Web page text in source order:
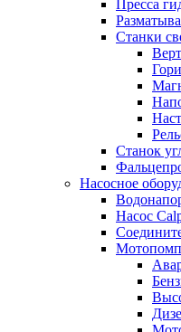
Пресса
Станки
Станок
Насосное
Насос